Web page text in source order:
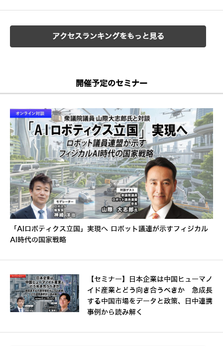
アクセスランキングをもっと見る
開催予定のセミナー
「AIロボティクス立国」実現へ ロボット議連が示すフィジカル
AI時代の国家戦略
【セミナー】日本企業は中国ヒューマノ
イド産業とどう向き合うべきか 急成長
する中国市場をデータと政策、日中連携
事例から読み解く